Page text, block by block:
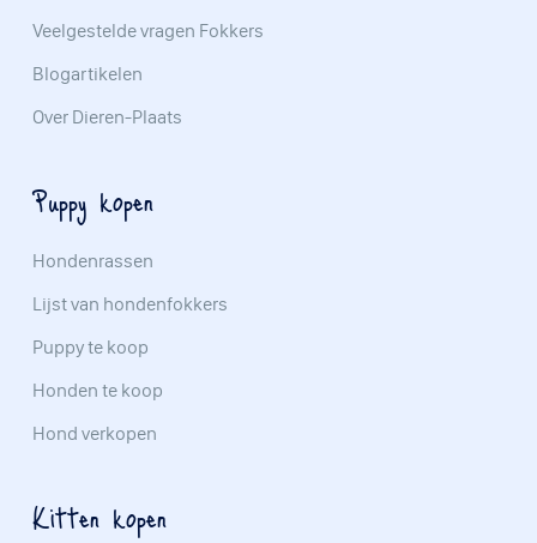
Veelgestelde vragen Fokkers
Blogartikelen
Over Dieren-Plaats
Puppy kopen
Hondenrassen
Lijst van hondenfokkers
Puppy te koop
Honden te koop
Hond verkopen
Kitten kopen